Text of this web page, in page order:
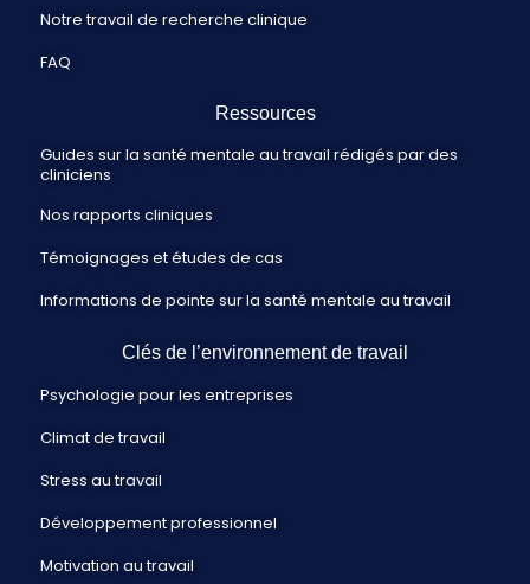
Notre travail de recherche clinique
FAQ
Ressources
Guides sur la santé mentale au travail rédigés par des
cliniciens
Nos rapports cliniques
Témoignages et études de cas
Informations de pointe sur la santé mentale au travail
Clés de l’environnement de travail
Psychologie pour les entreprises
Climat de travail
Stress au travail
Développement professionnel
Motivation au travail